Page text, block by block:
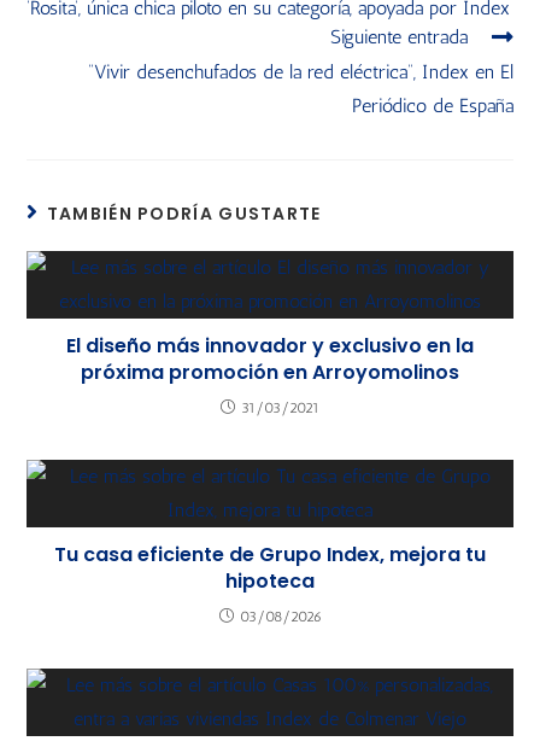
‘Rosita’, única chica piloto en su categoría, apoyada por Index
Siguiente entrada
“Vivir desenchufados de la red eléctrica”, Index en El
Periódico de España
TAMBIÉN PODRÍA GUSTARTE
El diseño más innovador y exclusivo en la
próxima promoción en Arroyomolinos
31/03/2021
Tu casa eficiente de Grupo Index, mejora tu
hipoteca
03/08/2026